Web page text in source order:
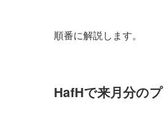
順番に解説します。
HafHで来月分の